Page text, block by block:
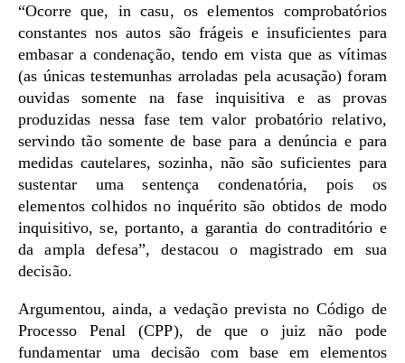
“Ocorre que, in casu, os elementos comprobatórios
constantes nos autos são frágeis e insuficientes para
embasar a condenação, tendo em vista que as vítimas
(as únicas testemunhas arroladas pela acusação) foram
ouvidas somente na fase inquisitiva e as provas
produzidas nessa fase tem valor probatório relativo,
servindo tão somente de base para a denúncia e para
medidas cautelares, sozinha, não são suficientes para
sustentar uma sentença condenatória, pois os
elementos colhidos no inquérito são obtidos de modo
inquisitivo, se, portanto, a garantia do contraditório e
da ampla defesa”, destacou o magistrado em sua
decisão.
Argumentou, ainda, a vedação prevista no Código de
Processo Penal (CPP), de que o juiz não pode
fundamentar uma decisão com base em elementos